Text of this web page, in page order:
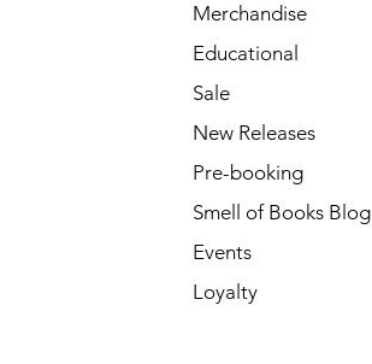
Merchandise
Educational
Sale
New Releases
Pre-booking
Smell of Books Blog
Events
Loyalty